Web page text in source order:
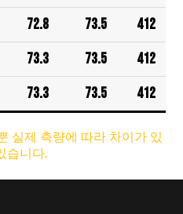
72.8 73.5 412
73.3 73.5 412
73.3 73.5 412
실제 측량에 따라 차이가 있
습니다.